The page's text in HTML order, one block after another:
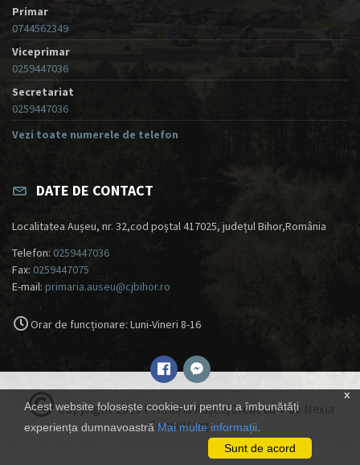
x
Acest website folosește cookie-uri pentru a îmbunătăți
experiența dumnavoastrăMai multe informații
Sunt de acord
Primar
0744562349
Viceprimar
0259447036
Secretariat
0259447036
Vezi toate numerele de telefon
DATE DE CONTACT
Localitatea Aușeu, nr. 32,cod poștal 417025, județul Bihor,România
Telefon: 0259447036
Fax: 0259447075
E-mail: primaria.auseu@cjbihor.ro
Orar de funcționare: Luni-Vineri 8-16
Copyright 2019 Primăria Aușeu|Creat cu ♥ de Nexia
Consulting.